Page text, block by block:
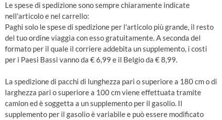
Le spese di spedizione sono sempre chiaramente indicate
nell'articolo e nel carrello:
Paghi solo le spese di spedizione per l'articolo più grande, il resto
del tuo ordine viaggia con esso gratuitamente. A seconda del
formato per il quale il corriere addebita un supplemento, i costi
per i Paesi Bassi vanno da € 6,99 e il Belgio da € 8,99.
La spedizione di pacchi di lunghezza pari o superiore a 180 cm o di
larghezza pari o superiore a 100 cm viene effettuata tramite
camion ed è soggetta a un supplemento per il gasolio. Il
supplemento per il gasolio è variabile e può essere modificato